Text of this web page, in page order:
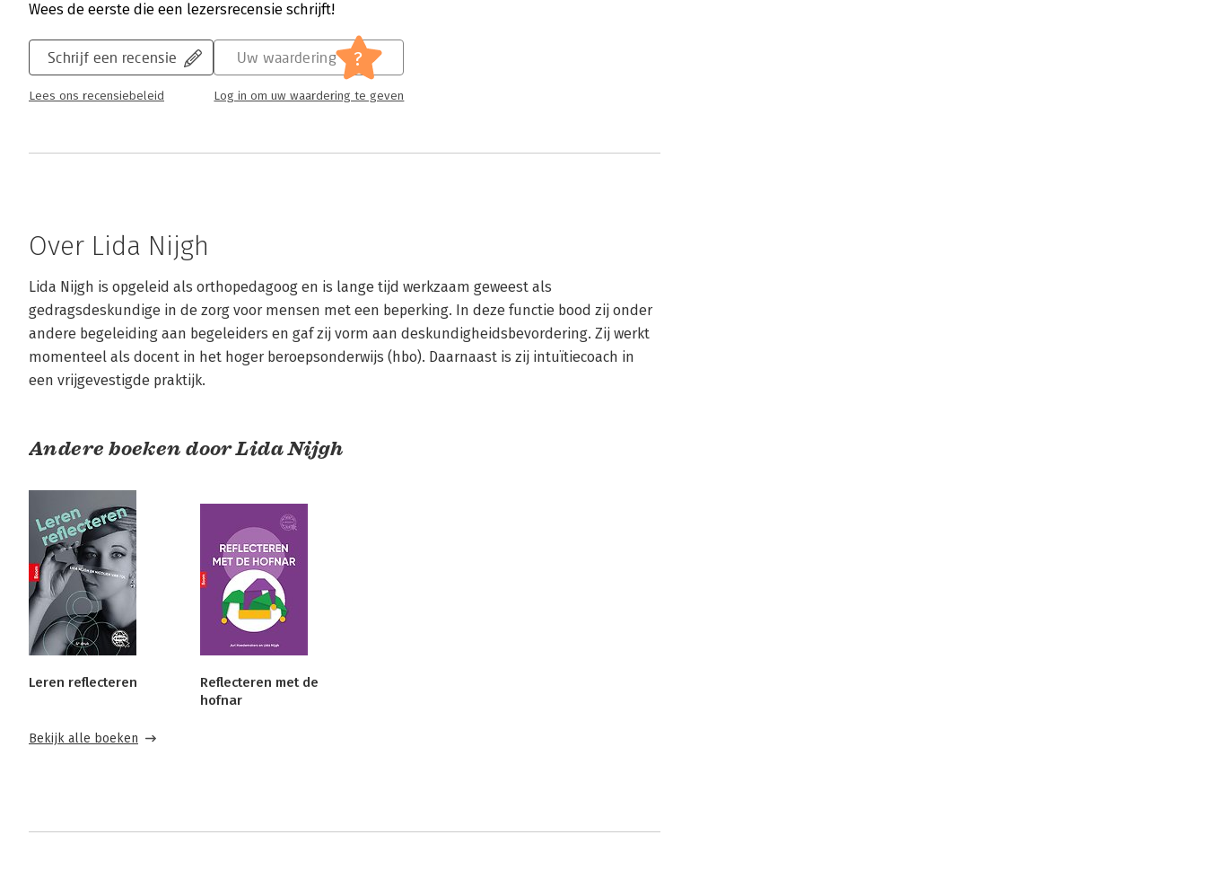
Wees de eerste die een lezersrecensie schrijft!
Schrijf een recensie
Lees ons recensiebeleid
Uw waardering ?
Log in om uw waardering te geven
Over Lida Nijgh
Lida Nijgh is opgeleid als orthopedagoog en is lange tijd werkzaam geweest als
gedragsdeskundige in de zorg voor mensen met een beperking. In deze functie bood zij onder
andere begeleiding aan begeleiders en gaf zij vorm aan deskundigheidsbevordering. Zij werkt
momenteel als docent in het hoger beroepsonderwijs (hbo). Daarnaast is zij intuïtiecoach in
een vrijgevestigde praktijk.
Andere boeken door Lida Nijgh
Leren reflecteren
Reflecteren met de
hofnar
Bekijk alle boeken